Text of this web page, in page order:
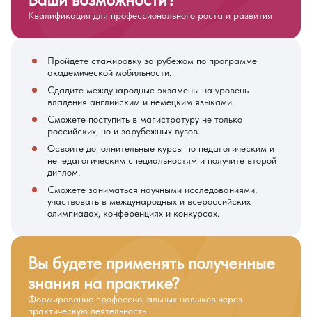
Пройдете стажировку за рубежом по программе
академической мобильности.
Сдадите международные экзамены на уровень
владения английским и немецким языками.
Сможете поступить в магистратуру не только
российских, но и зарубежных вузов.
Освоите дополнительные курсы по педагогическим и
непедагогическим специальностям и получите второй
диплом.
Сможете заниматься научными исследованиями,
участвовать в международных и всероссийских
олимпиадах, конференциях и конкурсах.
Квалификация для профессионального роста и развития
Вы будете применять полученные
знания на практике?
Формирование профессиональных навыков через
практическую деятельность